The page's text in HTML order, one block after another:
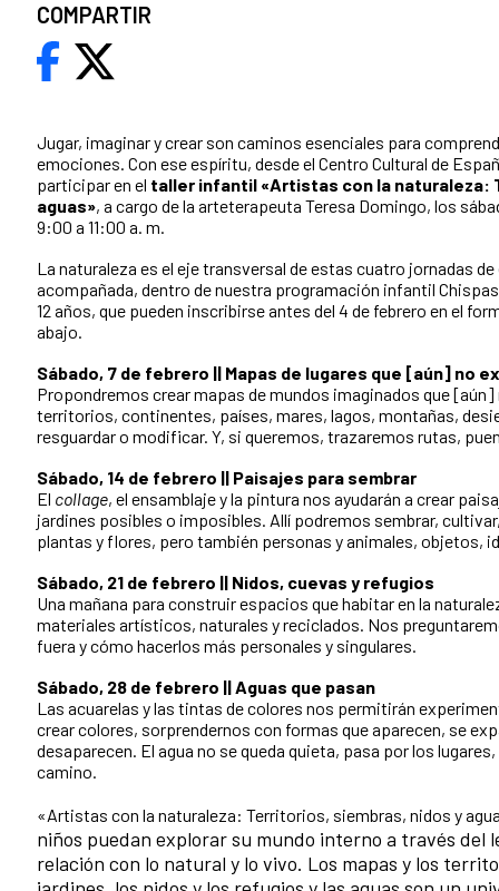
Jugar, imaginar y crear son caminos esenciales para
emociones. Con ese espíritu, desde el Centro Cultural de
participar en el taller infantil «Artistas con la naturaleza:
aguas», a cargo de la arteterapeuta Teresa Domingo, los
9:00 a 11:00 a. m.
La naturaleza es el eje transversal de estas cuatro jornadas
acompañada, dentro de nuestra programación infantil
12 años, que pueden inscribirse antes del 4 de febrero en el
abajo.
Sábado, 7 de febrero || Mapas de lugares que [aún] no
Propondremos crear mapas de mundos imaginados que
territorios, continentes, países, mares, lagos, montañas,
resguardar o modificar. Y, si queremos, trazaremos rutas,
Sábado, 14 de febrero || Paisajes para sembrar
El collage, el ensamblaje y la pintura nos ayudarán a crear
jardines posibles o imposibles. Allí podremos sembrar,
plantas y flores, pero también personas y animales, objetos,
Sábado, 21 de febrero || Nidos, cuevas y refugios
Una mañana para construir espacios que habitar en la
materiales artísticos, naturales y reciclados. Nos
fuera y cómo hacerlos más personales y singulares.
Sábado, 28 de febrero || Aguas que pasan
Las acuarelas y las tintas de colores nos permitirán
crear colores, sorprendernos con formas que aparecen, se
desaparecen. El agua no se queda quieta, pasa por los
camino.
«Artistas con la naturaleza: Territorios, siembras, nidos y
niños puedan explorar su mundo interno a través del
relación con lo natural y lo vivo. Los mapas y los
COMPARTIR